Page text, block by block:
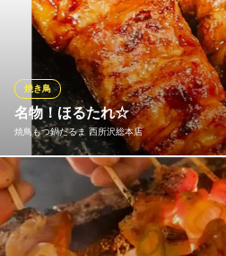
名物！ほるたれ☆
焼鳥もつ鍋だるま 西所沢総本店
焼き鳥
『今まで食べたホルモンの中で一番
るたれ』 特殊な加工法で外はパリっ
ます☆ なかなか他では味わえない名
ださい！